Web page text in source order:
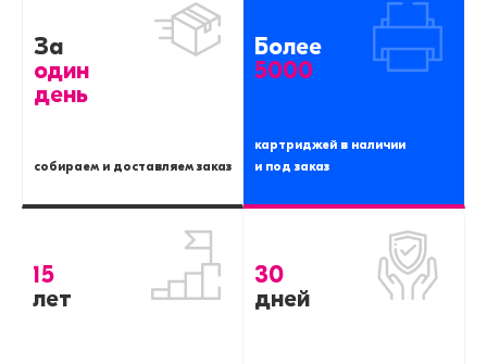
За
один
день
собираем и доставляем заказ
Более
5000
картриджей в наличии
и под заказ
15
лет
30
дней